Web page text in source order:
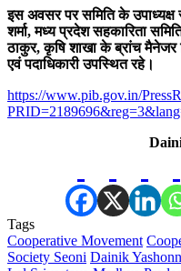
इस अवसर पर समिति के
शर्मा, मध्य प्रदेश सहकारिता
ठाकुर, कृषि शाखा के ब्रांच मैनेजर
एवं पदाधिकारी उपस्थित रहे।
https://www.pib.gov.in/
Tags
Cooperative Movement
Society Seoni Dainik